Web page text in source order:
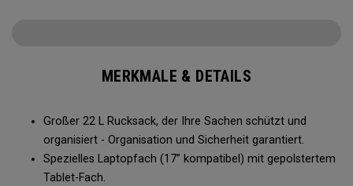
MERKMALE & DETAILS
Großer 22 L Rucksack, der Ihre Sachen schützt und
organisiert - Organisation und Sicherheit garantiert.
Spezielles Laptopfach (17” kompatibel) mit gepolstertem
Tablet-Fach.